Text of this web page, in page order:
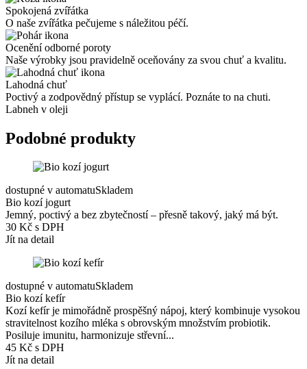
Spokojená zvířátka
O naše zvířátka pečujeme s náležitou péčí.
Ocenění odborné poroty
Naše výrobky jsou pravidelně oceňovány za svou chuť a kvalitu.
Lahodná chuť
Poctivý a zodpovědný přístup se vyplácí. Poznáte to na chuti.
Labneh v oleji
Podobné produkty
dostupné v automatuSkladem
Bio kozí jogurt
Jemný, poctivý a bez zbytečností – přesně takový, jaký má být.
30 Kč s DPH
Jít na detail
dostupné v automatuSkladem
Bio kozí kefír
Kozí kefír je mimořádně prospěšný nápoj, který kombinuje vysokou
stravitelnost kozího mléka s obrovským množstvím probiotik.
Posiluje imunitu, harmonizuje střevní...
45 Kč s DPH
Jít na detail